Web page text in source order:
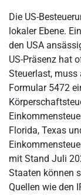
Die US-
lokaler Ebene.
den USA
US-Präsenz hat
Steuerlast,
Formular 5472
Florida, Texas
mit Stand Juli
Staaten können
Quellen wie den